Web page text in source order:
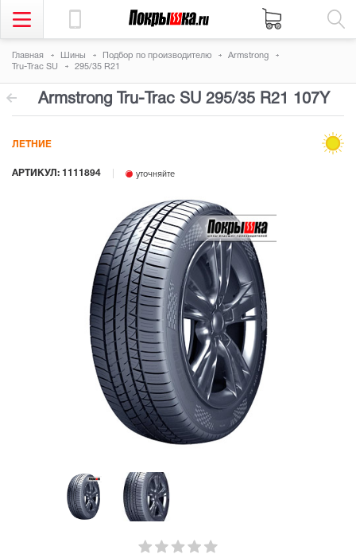
Главная Шины Подбор по производителю
Armstrong
Tru-Trac SU
295/35 R21
Armstrong Tru-Trac SU 295/35 R21 107Y
АРТИКУЛ: 1111894 уточняйте
ЛЕТНИЕ